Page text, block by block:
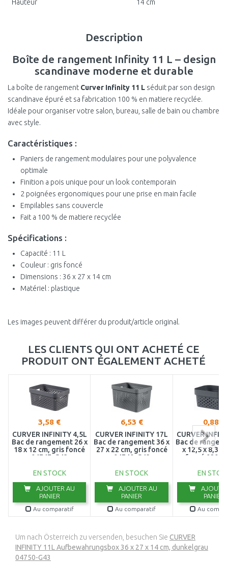
Description
Boîte de rangement Infinity 11 L – design
scandinave moderne et durable
La boîte de rangement Curver Infinity 11 L séduit par son design
scandinave épuré et sa fabrication 100 % en matiere recyclée.
Idéale pour organiser votre salon, bureau, salle de bain ou chambre
avec style.
Caractéristiques :
Paniers de rangement modulaires pour une polyvalence
optimale
Finition a pois unique pour un look contemporain
2 poignées ergonomiques pour une prise en main facile
Empilables sans couvercle
Fait a 100 % de matiere recyclée
Spécifications :
Capacité : 11 L
Couleur : gris foncé
Dimensions : 36 x 27 x 14 cm
Matériel : plastique
Les images peuvent différer du produit/article original.
Hauteur 14 cm
LES CLIENTS QUI ONT ACHETÉ CE
PRODUIT ONT ÉGALEMENT ACHETÉ
3,58 €
CURVER INFINITY 4,5L
Bac de rangement 26 x
18 x 12 cm, gris foncé
04747-G43
EN STOCK
AJOUTER AU
PANIER
Au comparatif
6,53 €
CURVER INFINITY 17L
Bac de rangement 36 x
27 x 22 cm, gris foncé
04740-G43
EN STOCK
AJOUTER AU
PANIER
Au comparatif
0,88 €
CURVER
Bac de
x 12,5 x 8,3
foncé
EN
PANIER
Au
Um nach Österreich zu versenden, besuchen Sie CURVER
INFINITY 11L Aufbewahrungsbox 36 x 27 x 14 cm, dunkelgrau
04750-G43